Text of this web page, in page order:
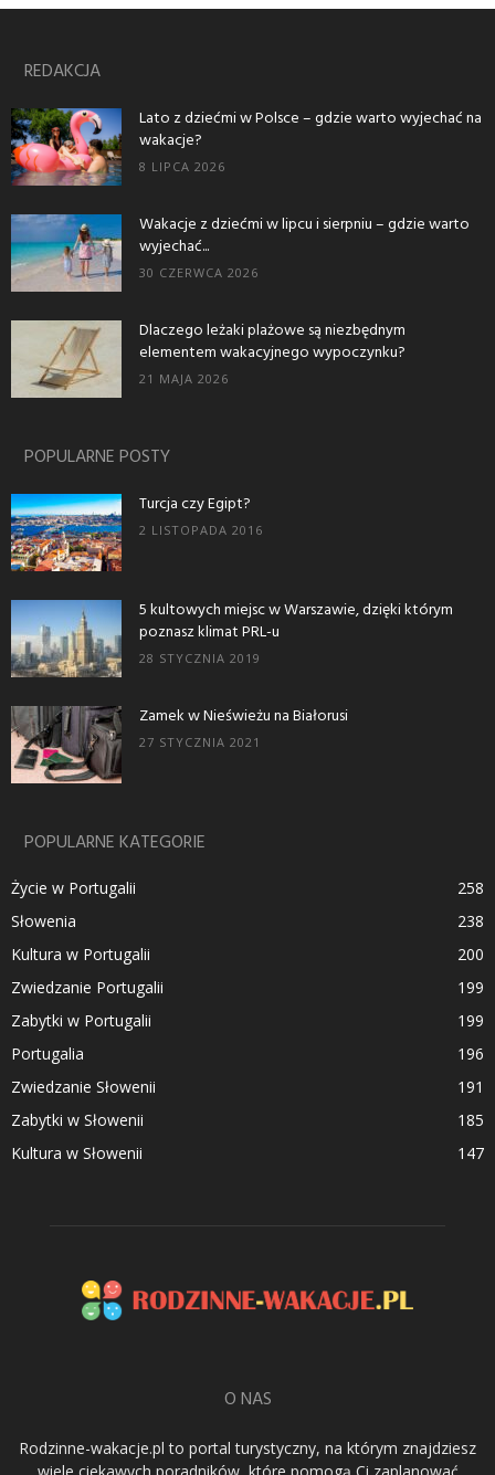
REDAKCJA
Lato z dziećmi w Polsce – gdzie warto wyjechać na
wakacje?
8 LIPCA 2026
Wakacje z dziećmi w lipcu i sierpniu – gdzie warto
wyjechać...
30 CZERWCA 2026
Dlaczego leżaki plażowe są niezbędnym
elementem wakacyjnego wypoczynku?
21 MAJA 2026
POPULARNE POSTY
Turcja czy Egipt?
2 LISTOPADA 2016
5 kultowych miejsc w Warszawie, dzięki którym
poznasz klimat PRL-u
28 STYCZNIA 2019
Zamek w Nieświeżu na Białorusi
27 STYCZNIA 2021
POPULARNE KATEGORIE
Życie w Portugalii
258
Słowenia
238
Kultura w Portugalii
200
Zwiedzanie Portugalii
199
Zabytki w Portugalii
199
Portugalia
196
Zwiedzanie Słowenii
191
Zabytki w Słowenii
185
Kultura w Słowenii
147
O NAS
Rodzinne-wakacje.pl to portal turystyczny, na którym znajdziesz